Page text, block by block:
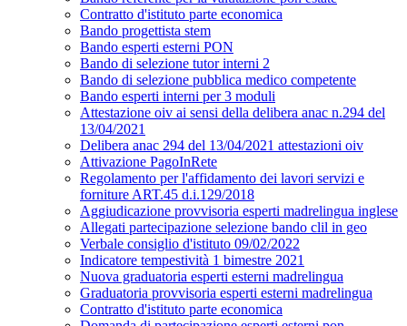
Contratto d'istituto parte economica
Bando progettista stem
Bando esperti esterni PON
Bando di selezione tutor interni 2
Bando di selezione pubblica medico competente
Bando esperti interni per 3 moduli
Attestazione oiv ai sensi della delibera anac n.294 del
13/04/2021
Delibera anac 294 del 13/04/2021 attestazioni oiv
Attivazione PagoInRete
Regolamento per l'affidamento dei lavori servizi e
forniture ART.45 d.i.129/2018
Aggiudicazione provvisoria esperti madrelingua inglese
Allegati partecipazione selezione bando clil in geo
Verbale consiglio d'istituto 09/02/2022
Indicatore tempestività 1 bimestre 2021
Nuova graduatoria esperti esterni madrelingua
Graduatoria provvisoria esperti esterni madrelingua
Contratto d'istituto parte economica